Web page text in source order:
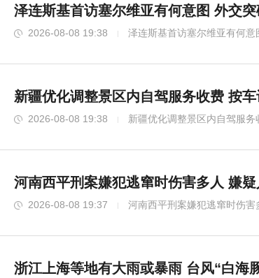
泽连斯基首访塞尔维亚有何意图 外交
2026-08-08 19:38 泽连斯基首访塞尔维亚有何意
新疆优化调整景区内自驾服务收费 按
2026-08-08 19:38 新疆优化调整景区内自驾服务
河南西平刑案嫌犯逃窜时伤害多人 嫌
2026-08-08 19:37 河南西平刑案嫌犯逃窜时伤害
浙江上海等地有大雨或暴雨 台风“白海